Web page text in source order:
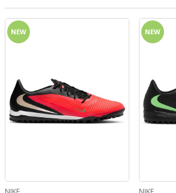
NEW NEW